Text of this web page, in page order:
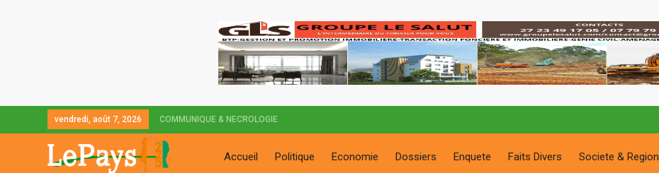
vendredi, août 7, 2026 COMMUNIQUE & NECROLOGIE
Accueil Politique Economie Dossiers Enquete Faits Divers Societe & Region